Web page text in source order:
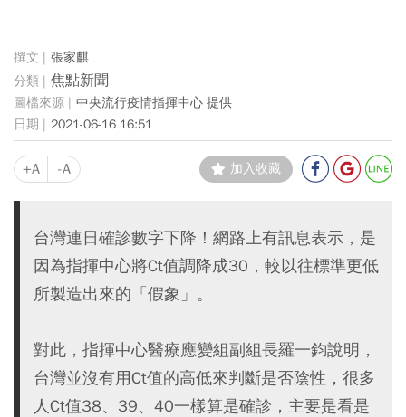
張家麒
焦點新聞
中央流行疫情指揮中心 提供
2021-06-16 16:51
+A -A 加入收藏
台灣連日確診數字下降！網路上有訊息表示，是
因為指揮中心將Ct值調降成30，較以往標準更低
所製造出來的「假象」。
對此，指揮中心醫療應變組副組長羅一鈞說明，
台灣並沒有用Ct值的高低來判斷是否陰性，很多
人Ct值38、39、40一樣算是確診，主要是看是